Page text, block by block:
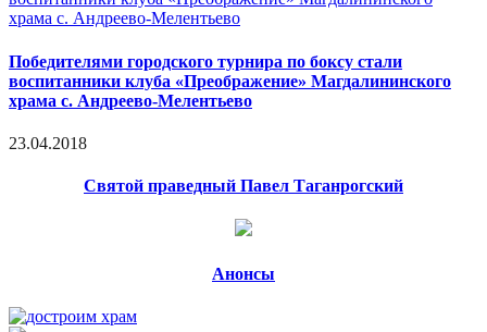
Победителями городского турнира по боксу стали
воспитанники клуба «Преображение» Магдалининского
храма с. Андреево-Мелентьево
23.04.2018
Святой праведный Павел Таганрогский
Анонсы